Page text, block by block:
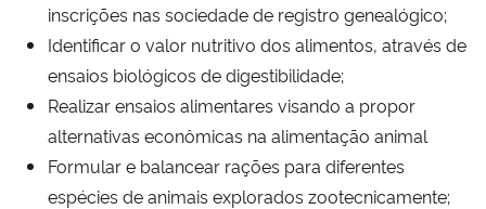
Advocacia-Geral da União
Banco Central do Brasil
inscrições nas sociedade de registro genealógico;
Identificar o valor nutritivo dos alimentos, através de
ensaios biológicos de digestibilidade;
Realizar ensaios alimentares visando a propor
alternativas econômicas na alimentação animal
Formular e balancear rações para diferentes
espécies de animais explorados zootecnicamente;